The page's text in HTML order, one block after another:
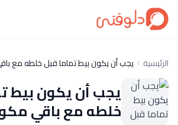
الرئيسية يجب أن يكون بيط تماما قبل خلطه مع
يجب أن يكون بيط
خلطه مع باقي